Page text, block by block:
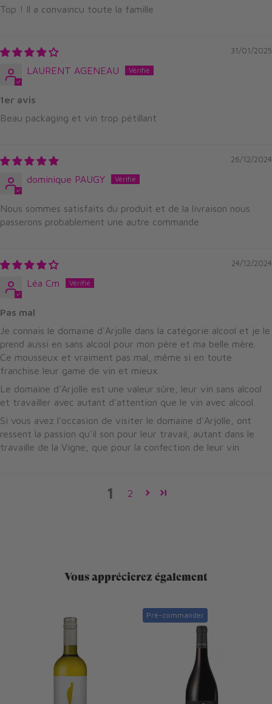
Top ! Il a convaincu toute la famille
31/01/2025
LAURENT AGENEAU
1er avis
Beau packaging et vin trop pétillant
26/12/2024
dominique PAUGY
Nous sommes satisfaits du produit et de la livraison nous
passerons probablement une autre commande
24/12/2024
Léa Cm
Pas mal
Je connais le domaine d'Arjolle dans la catégorie alcool et je le
prend aussi en sans alcool pour mon père et ma belle mère.
Ce mousseux et vraiment pas mal, même si en toute
franchise leur game de vin et mieux.
Le domaine d'Arjolle est une valeur sûre, leur vin sans alcool
et travailler avec autant d'attention que le vin avec alcool.
Si vous avez l'occasion de visiter le domaine d'Arjolle, ont
ressent la passion qu'il son pour leur travail, autant dans le
travaille de la Vigne, que pour la confection de leur vin.
1 2
Vous apprécierez également
Pré-commander